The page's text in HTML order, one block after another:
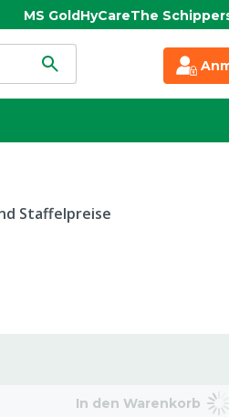
MS GoldHyCareThe
In den Warenkorb
Staffelpreise